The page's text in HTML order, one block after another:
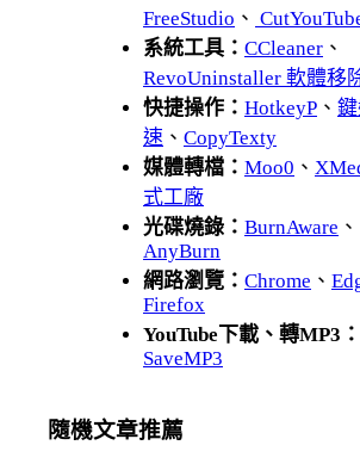
FreeStudio 、
系統工具： CCleaner 、
RevoUninstaller 軟體移
快捷操作： HotkeyP 、
速 、 CopyTexty
媒體轉檔： Moo0 、
式工廠
光碟燒錄： BurnAware 、
AnyBurn
網路瀏覽： Chrome 、
Firefox
YouTube下載、轉MP3：
SaveMP3
隨機文章推薦